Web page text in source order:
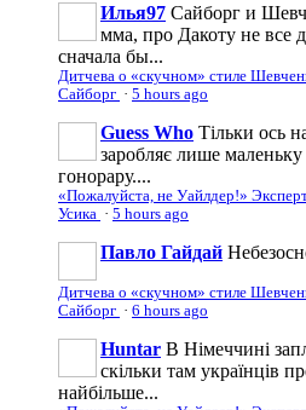
Илья97 Сайборг и
мма, про Дакоту не все
сначала бы...
Дитчева о «скучном» стиле
Сайборг · 5 hours ago
Guess Who Тільки ось
заробляє лише маленьку
гонорару....
«Пожалуйста, не Уайлдер!»
Усика · 5 hours ago
Павло Гайдай
Дитчева о «скучном» стиле
Сайборг · 6 hours ago
Huntar В Німеччині
скільки там українців
найбільше...